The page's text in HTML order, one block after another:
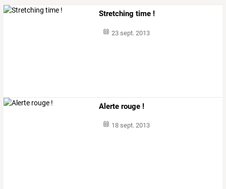
Stretching time !
23 sept. 2013
Alerte rouge !
18 sept. 2013